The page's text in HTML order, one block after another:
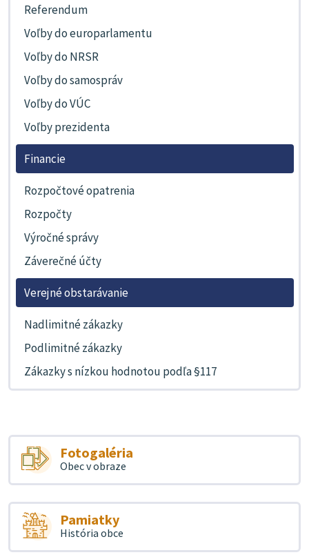
Referendum
Voľby do europarlamentu
Voľby do NRSR
Voľby do samospráv
Voľby do VÚC
Voľby prezidenta
Financie
Rozpočtové opatrenia
Rozpočty
Výročné správy
Záverečné účty
Verejné obstarávanie
Nadlimitné zákazky
Podlimitné zákazky
Zákazky s nízkou hodnotou podľa §117
Fotogaléria
Obec v obraze
Pamiatky
História obce